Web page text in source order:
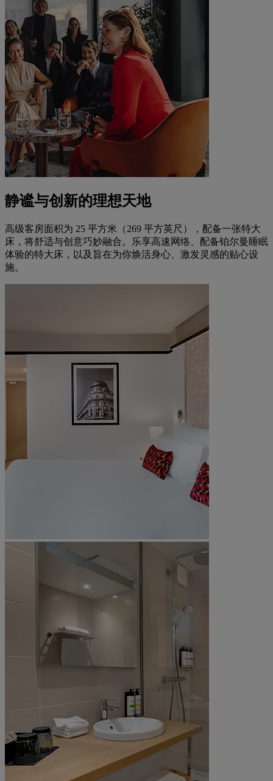
静谧与创新的理想天地
高级客房面积为 25 平方米（269 平方英尺），配备一张特大
床，将舒适与创意巧妙融合。乐享高速网络、配备铂尔曼睡眠
体验的特大床，以及旨在为你焕活身心、激发灵感的贴心设
施。